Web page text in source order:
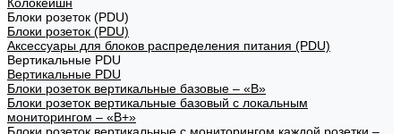
Блоки розеток (PDU)
Блоки розеток (PDU)
Аксессуары для блоков распределения питания (PDU)
Вертикальные PDU
Вертикальные PDU
Блоки розеток вертикальные базовые – «В»
Блоки розеток вертикальные базовый с локальным
мониторингом – «В+»